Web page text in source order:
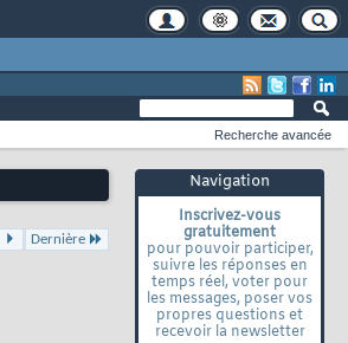
Navigation
Inscrivez-vous
gratuitement
pour pouvoir participer,
suivre les réponses en
temps réel, voter pour
les messages, poser vos
propres questions et
recevoir la newsletter
Recherche avancée
Dernière